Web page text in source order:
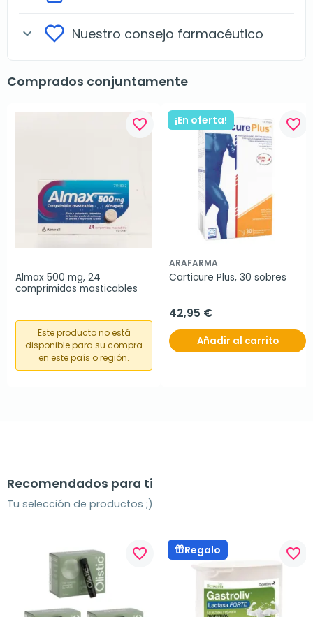
expand_more Nuestro consejo farmacéutico
Comprados conjuntamente
favorite_border
Almax 500 mg, 24
comprimidos masticables
Este producto no está
disponible para su compra
en este país o región.
¡En oferta! favorite_border
ARAFARMA
Carticure Plus, 30 sobres
42,95 €
Añadir al carrito
Recomendados para ti
Tu selección de productos ;)
favorite_border Regalo favorite_border